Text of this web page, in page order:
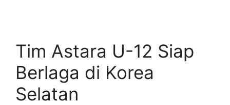
Tim Astara U-12 Siap
Berlaga di Korea
Selatan